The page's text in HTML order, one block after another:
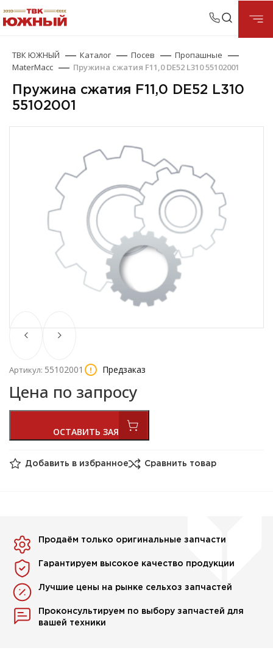
ТВК ЮЖНЫЙ Каталог Посев
Пропашные
MaterMacc
Пружина сжатия F11,0 DE52 L310 55102001
Пружина сжатия F11,0 DE52 L310
55102001
Артикул: 55102001 Предзаказ
Цена по запросу
Добавить в избранное Сравнить товар
Продаём только оригинальные запчасти
Гарантируем высокое качество продукции
Лучшие цены на рынке сельхоз запчастей
Проконсультируем по выбору запчастей для
вашей техники